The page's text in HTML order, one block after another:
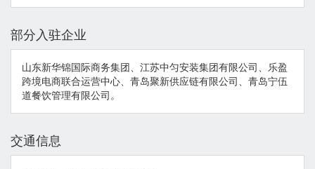
部分入驻企业
山东新华锦国际商务集团、江苏中匀安装集团有限公司、乐盈
跨境电商联合运营中心、青岛聚新供应链有限公司、青岛宁伍
道餐饮管理有限公司。
交通信息